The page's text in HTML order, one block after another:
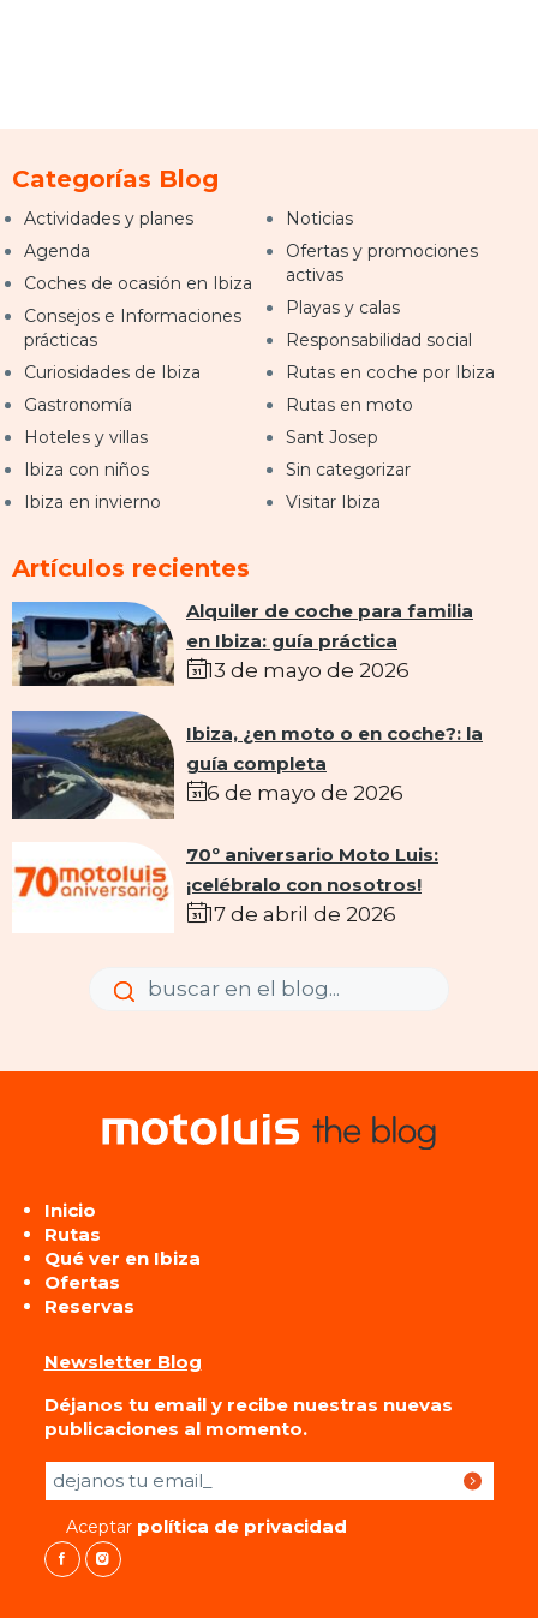
Categorías Blog
Actividades y planes
Agenda
Coches de ocasión en Ibiza
Consejos e Informaciones
prácticas
Curiosidades de Ibiza
Gastronomía
Hoteles y villas
Ibiza con niños
Ibiza en invierno
Noticias
Ofertas y promociones
activas
Playas y calas
Responsabilidad social
Rutas en coche por Ibiza
Rutas en moto
Sant Josep
Sin categorizar
Visitar Ibiza
Artículos recientes
Alquiler de coche para familia
en Ibiza: guía práctica
13 de mayo de 2026
Ibiza, ¿en moto o en coche?: la
guía completa
6 de mayo de 2026
70º aniversario Moto Luis:
¡celébralo con nosotros!
17 de abril de 2026
Enviar
Enviar
Inicio
Rutas
Qué ver en Ibiza
Ofertas
Reservas
Newsletter Blog
Déjanos tu email y recibe nuestras nuevas
publicaciones al momento.
Por favor, deja este campo vacío.
Aceptar política de privacidad